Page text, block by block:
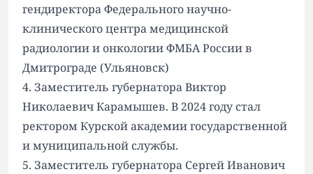
гендиректора Федерального научно-
клинического центра медицинской
радиологии и онкологии ФМБА России в
Дмитрограде (Ульяновск)
4. Заместитель губернатора Виктор
Николаевич Карамышев. В 2024 году стал
ректором Курской академии государственной
и муниципальной службы.
5. Заместитель губернатора Сергей Иванович